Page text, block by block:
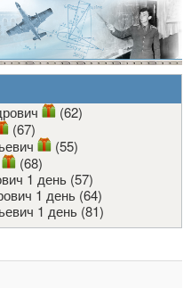
(62)
(67)
(55)
(68)
1 день (57)
1 день (64)
1 день (81)